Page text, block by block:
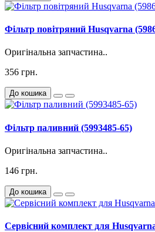
Фільтр повітряний Husqvarna
Оригінальна запчастина..
356 грн.
До кошика
Фільтр паливний (5993485-65)
Оригінальна запчастина..
146 грн.
До кошика
Сервісний комплект для